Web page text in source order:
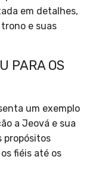
em detalhes,
e suas
PARA OS
um exemplo
a Jeová e sua
propósitos
fiéis até os